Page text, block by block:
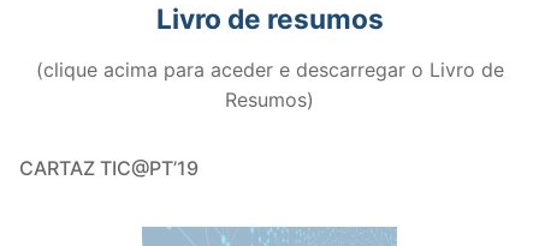
Livro de resumos
(clique acima para aceder e descarregar o Livro de
Resumos)
CARTAZ TIC@PT’19